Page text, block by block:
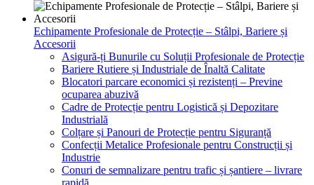
Echipamente Profesionale de Protecție – Stâlpi, Bariere și
Accesorii
Asigură-ți Bunurile cu Soluții Profesionale de Protecție
Bariere Rutiere și Industriale de Înaltă Calitate
Blocatori parcare economici și rezistenți – Previne
ocuparea abuzivă
Cadre de Protecție pentru Logistică și Depozitare
Industrială
Colțare și Panouri de Protecție pentru Siguranță
Confecții Metalice Profesionale pentru Construcții și
Industrie
Conuri de semnalizare pentru trafic și șantiere – livrare
rapidă